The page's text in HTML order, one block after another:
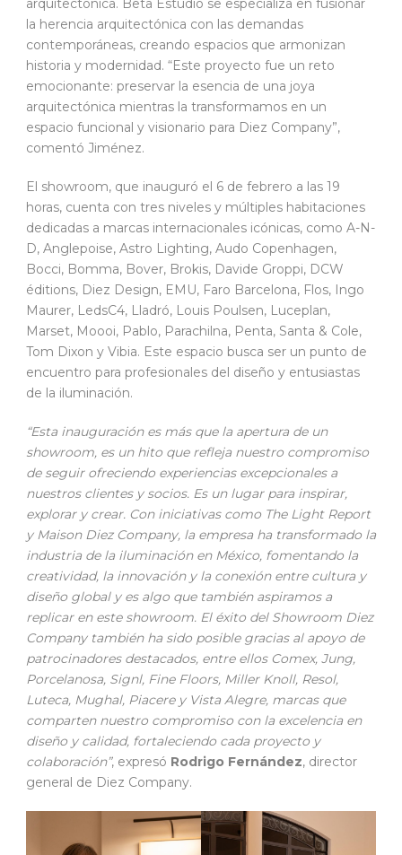
arquitectónica. Beta Estudio se especializa en fusionar
la herencia arquitectónica con las demandas
contemporáneas, creando espacios que armonizan
historia y modernidad. “Este proyecto fue un reto
emocionante: preservar la esencia de una joya
arquitectónica mientras la transformamos en un
espacio funcional y visionario para Diez Company”,
comentó Jiménez.
El showroom, que inauguró el 6 de febrero a las 19
horas, cuenta con tres niveles y múltiples habitaciones
dedicadas a marcas internacionales icónicas, como A-N-
D, Anglepoise, Astro Lighting, Audo Copenhagen,
Bocci, Bomma, Bover, Brokis, Davide Groppi, DCW
éditions, Diez Design, EMU, Faro Barcelona, Flos, Ingo
Maurer, LedsC4, Lladró, Louis Poulsen, Luceplan,
Marset, Moooi, Pablo, Parachilna, Penta, Santa & Cole,
Tom Dixon y Vibia. Este espacio busca ser un punto de
encuentro para profesionales del diseño y entusiastas
de la iluminación.
“Esta inauguración es más que la apertura de un
showroom, es un hito que refleja nuestro compromiso
de seguir ofreciendo experiencias excepcionales a
nuestros clientes y socios. Es un lugar para inspirar,
explorar y crear. Con iniciativas como The Light Report
y Maison Diez Company, la empresa ha transformado la
industria de la iluminación en México, fomentando la
creatividad, la innovación y la conexión entre cultura y
diseño global y es algo que también aspiramos a
replicar en este showroom. El éxito del Showroom Diez
Company también ha sido posible gracias al apoyo de
patrocinadores destacados, entre ellos Comex, Jung,
Porcelanosa, Signl, Fine Floors, Miller Knoll, Resol,
Luteca, Mughal, Piacere y Vista Alegre, marcas que
comparten nuestro compromiso con la excelencia en
diseño y calidad, fortaleciendo cada proyecto y
colaboración”, expresó Rodrigo Fernández, director
general de Diez Company.